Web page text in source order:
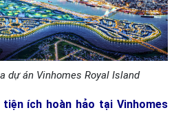
dự án Vinhomes Royal Island
ích hoàn hảo tại Vinhomes